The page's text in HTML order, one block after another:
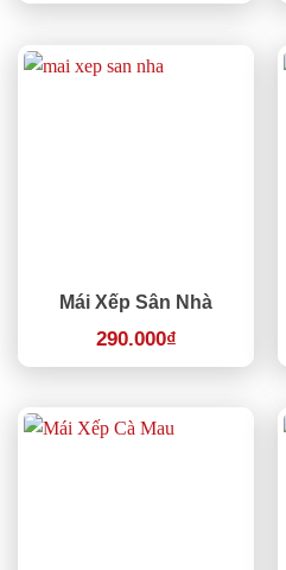
Mái Xếp Sân Nhà
290.000₫